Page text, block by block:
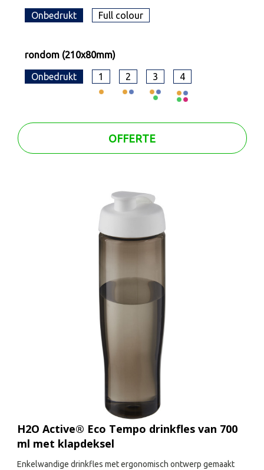
Onbedrukt Full colour
rondom (210x80mm)
Onbedrukt 1 2 3 4
OFFERTE
H2O Active® Eco Tempo drinkfles van 700
ml met klapdeksel
Enkelwandige drinkfles met ergonomisch ontwerp gemaakt